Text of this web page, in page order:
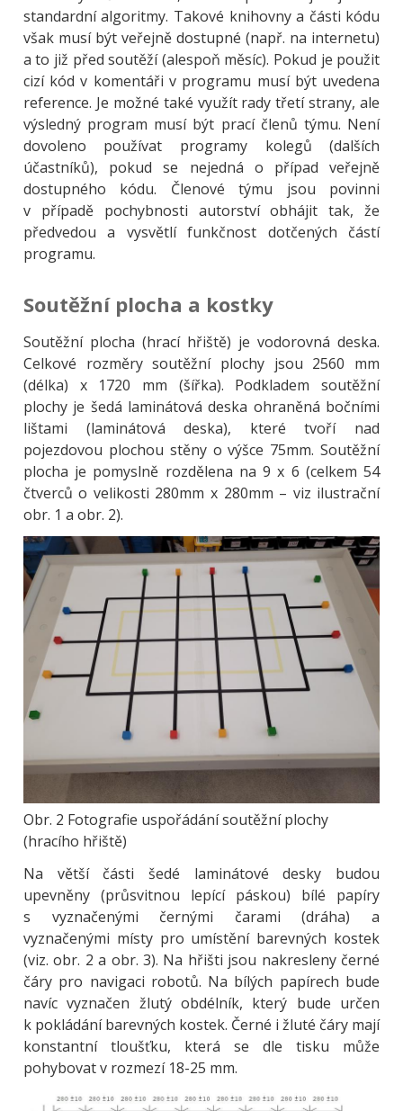
standardní algoritmy. Takové knihovny a části kódu
však musí být veřejně dostupné (např. na internetu)
a to již před soutěží (alespoň měsíc). Pokud je použit
cizí kód v komentáři v programu musí být uvedena
reference. Je možné také využít rady třetí strany, ale
výsledný program musí být prací členů týmu. Není
dovoleno používat programy kolegů (dalších
účastníků), pokud se nejedná o případ veřejně
dostupného kódu. Členové týmu jsou povinni
v případě pochybnosti autorství obhájit tak, že
předvedou a vysvětlí funkčnost dotčených částí
programu.
Soutěžní plocha a kostky
Soutěžní plocha (hrací hřiště) je vodorovná deska.
Celkové rozměry soutěžní plochy jsou 2560 mm
(délka) x 1720 mm (šířka). Podkladem soutěžní
plochy je šedá laminátová deska ohraněná bočními
lištami (laminátová deska), které tvoří nad
pojezdovou plochou stěny o výšce 75mm. Soutěžní
plocha je pomyslně rozdělena na 9 x 6 (celkem 54
čtverců o velikosti 280mm x 280mm – viz ilustrační
obr. 1 a obr. 2).
Obrázek
Obr. 2 Fotografie uspořádání soutěžní plochy
(hracího hřiště)
Na větší části šedé laminátové desky budou
upevněny (průsvitnou lepící páskou) bílé papíry
s vyznačenými černými čarami (dráha) a
vyznačenými místy pro umístění barevných kostek
(viz. obr. 2 a obr. 3). Na hřišti jsou nakresleny černé
čáry pro navigaci robotů. Na bílých papírech bude
navíc vyznačen žlutý obdélník, který bude určen
k pokládání barevných kostek. Černé i žluté čáry mají
konstantní tloušťku, která se dle tisku může
pohybovat v rozmezí 18-25 mm.
Obrázek